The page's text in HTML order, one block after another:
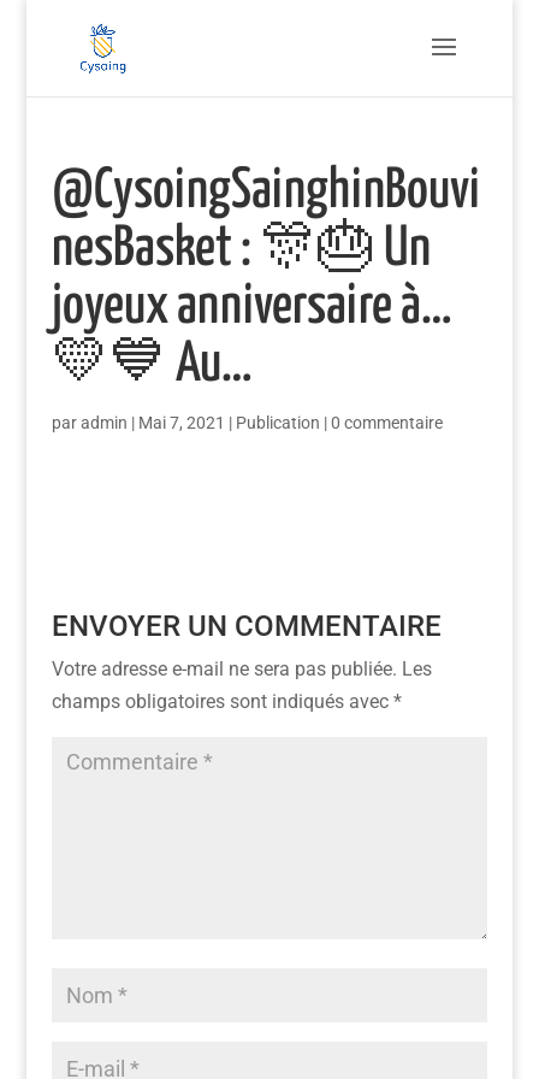
@CysoingSainghinBouvi
nesBasket : 🎊🎂 Un
joyeux anniversaire à…
💛💙 Au…
paradmin | Mai 7, 2021 | Publication |0 commentaire
ENVOYER UN COMMENTAIRE
Votre adresse e-mail ne sera pas publiée. Les
champs obligatoires sont indiqués avec *